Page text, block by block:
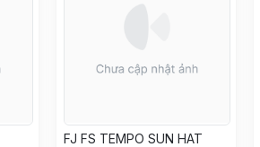
FJ FS TEMPO SUN HAT